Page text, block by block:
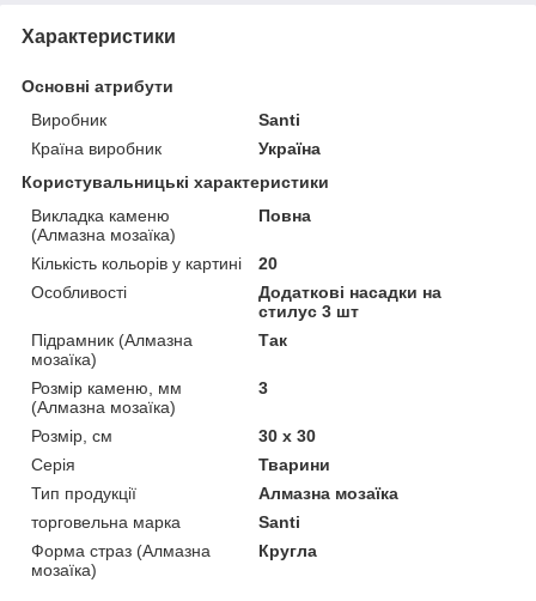
Характеристики
Основні атрибути
Виробник
Santi
Країна виробник
Україна
Користувальницькі характеристики
Викладка каменю
(Алмазна мозаїка)
Повна
Кількість кольорів у картині
20
Особливості
Додаткові насадки на
стилус 3 шт
Підрамник (Алмазна
мозаїка)
Так
Розмір каменю, мм
(Алмазна мозаїка)
3
Розмір, см
30 х 30
Серія
Тварини
Тип продукції
Алмазна мозаїка
торговельна марка
Santi
Форма страз (Алмазна
мозаїка)
Кругла